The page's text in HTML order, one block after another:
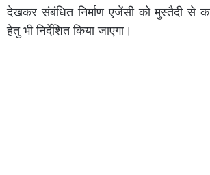
देखकर संबंधित निर्माण एजेंसी को मुस्तैदी से
हेतु भी निर्देशित किया जाएगा।